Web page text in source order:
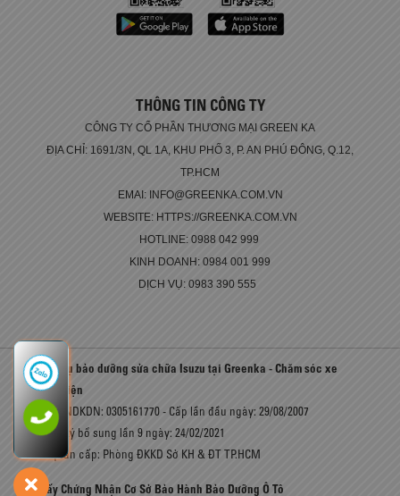
THÔNG TIN CÔNG TY
CÔNG TY CỔ PHẦN THƯƠNG MẠI GREEN KA
ĐỊA CHỈ: 1691/3N, QL 1A, KHU PHỐ 3, P. AN PHÚ ĐÔNG, Q.12,
TP.HCM
EMAI: INFO@GREENKA.COM.VN
WEBSITE: HTTPS://GREENKA.COM.VN
HOTLINE: 0988 042 999
KINH DOANH: 0984 001 999
DỊCH VỤ: 0983 390 555
Dịch vụ bảo dưỡng sửa chữa Isuzu tại Greenka - Chăm sóc xe
toàn diện
Số GCNDKDN: 0305161770 - Cấp lần đầu ngày: 29/08/2007
Đăng ký bổ sung lần 9 ngày: 24/02/2021
Cơ quan cấp: Phòng ĐKKD Sở KH & ĐT TP.HCM
Giấy Chứng Nhận Cơ Sở Bảo Hành Bảo Dưỡng Ô Tô